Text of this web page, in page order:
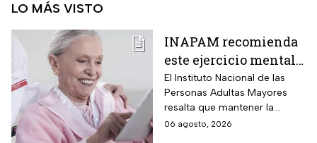
LO MÁS VISTO
INAPAM recomienda
este ejercicio mental
para adultos mayores
5 veces a la semana
durante 3 meses para
mejorar la atención
El Instituto Nacional de las
Personas Adultas Mayores
resalta que mantener la
disciplina es la clave para
06 agosto, 2026